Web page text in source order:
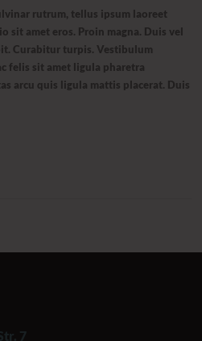
rutrum, tellus ipsum laoreet
sit amet eros. Proin magna. Duis vel
Curabitur turpis. Vestibulum
felis sit amet ligula pharetra
arcu quis ligula mattis placerat. Duis
7